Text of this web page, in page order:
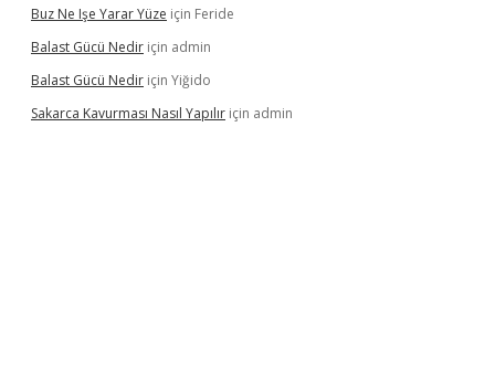
Buz Ne Işe Yarar Yüze için Feride
Balast Gücü Nedir için admin
Balast Gücü Nedir için Yiğido
Sakarca Kavurması Nasıl Yapılır için admin